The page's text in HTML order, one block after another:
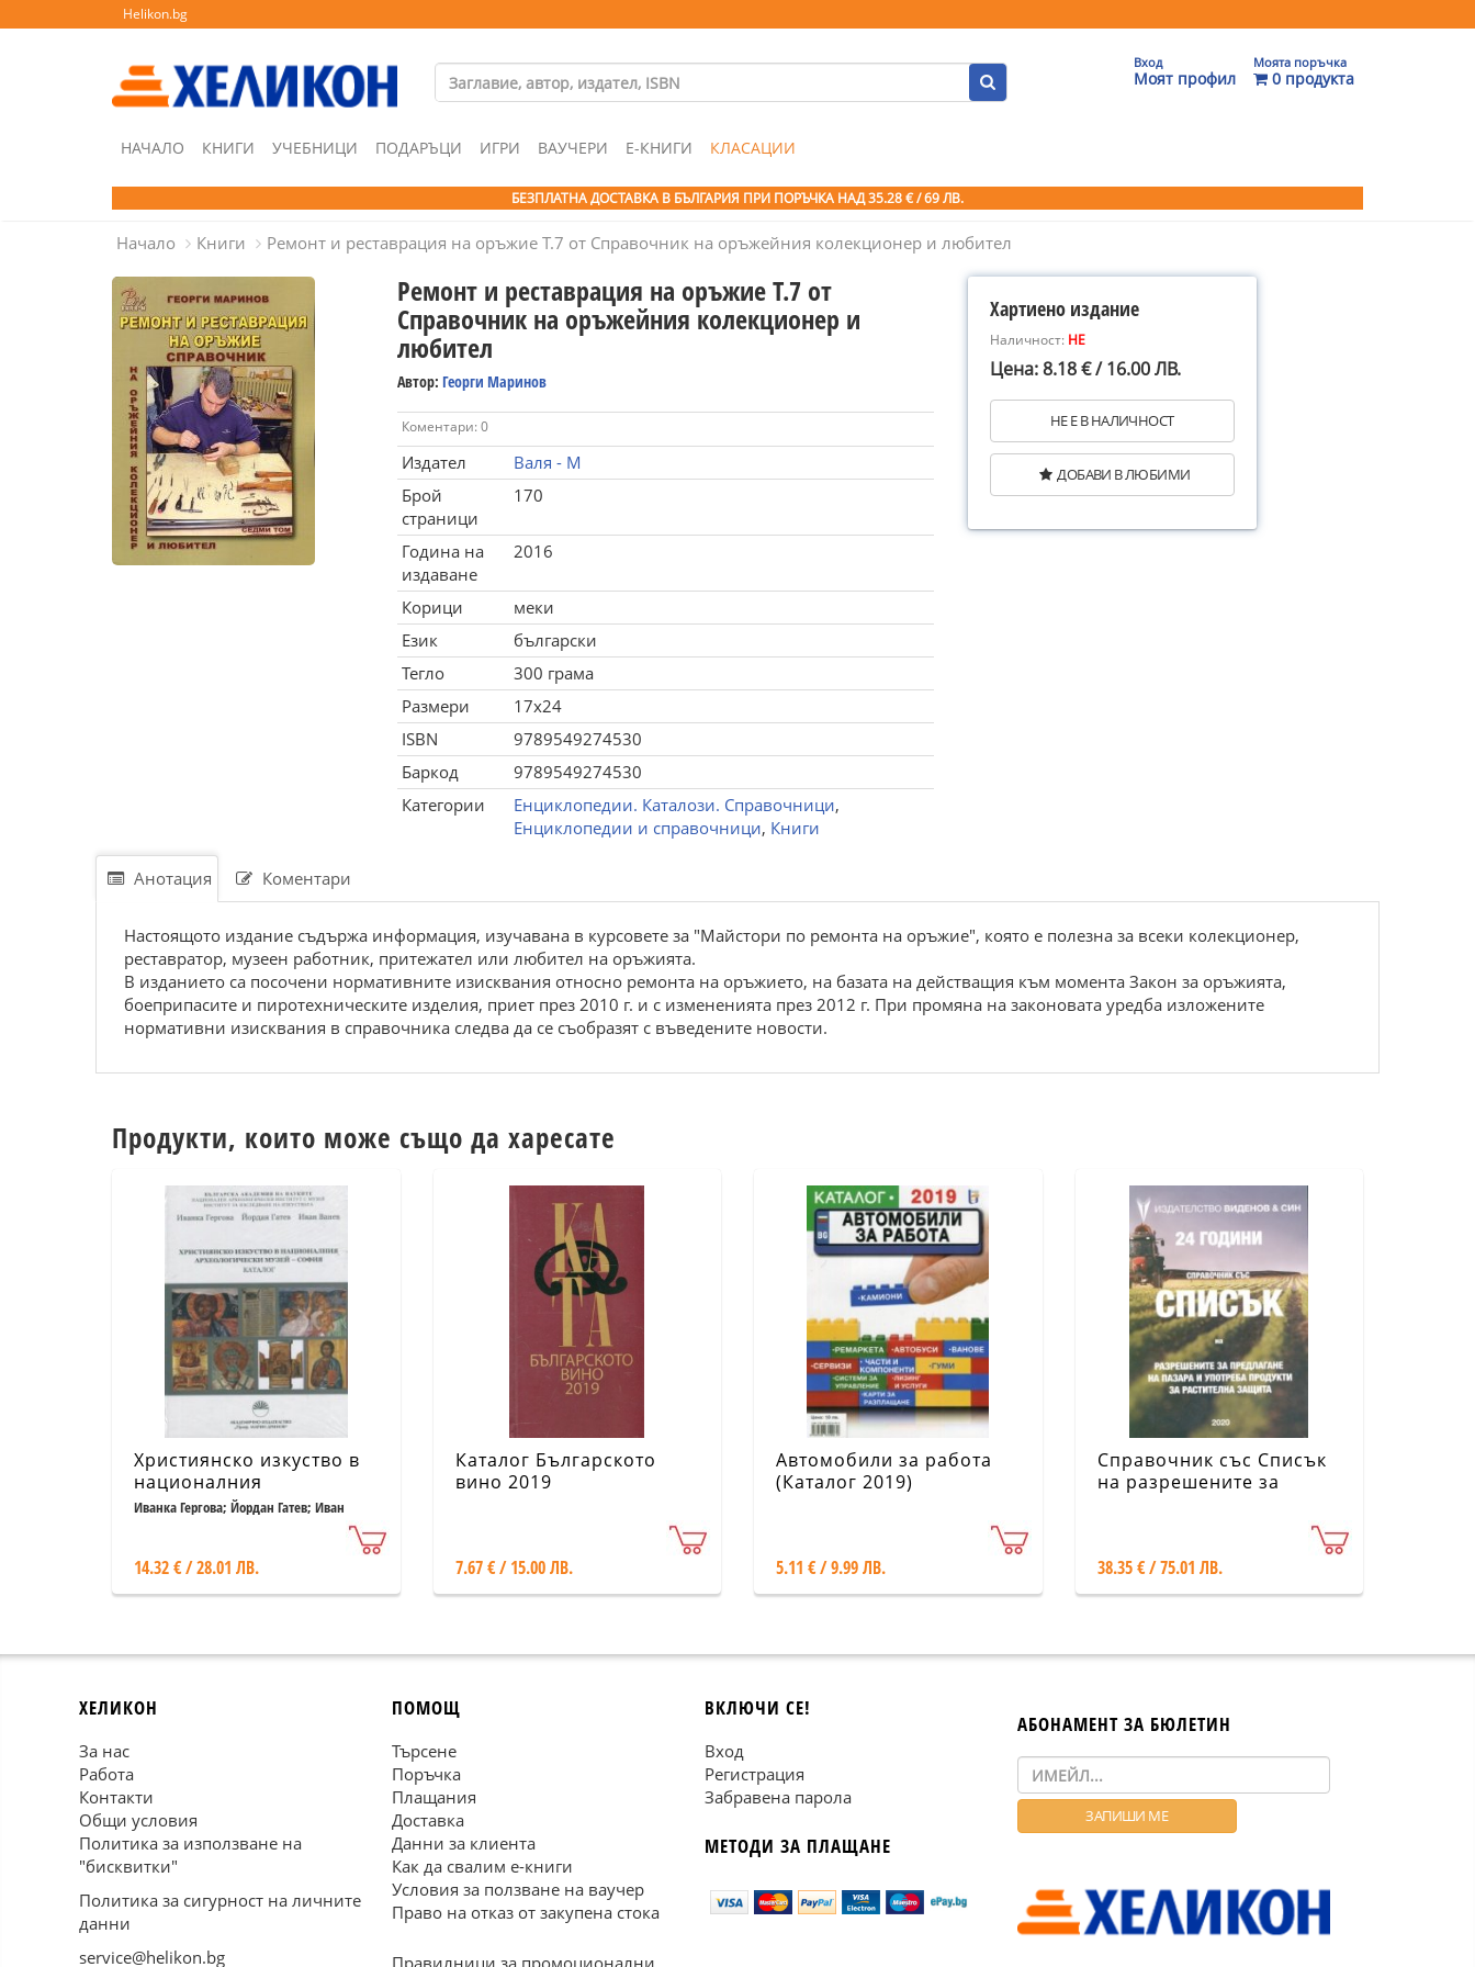
Helikon.bg
Вход
Моят профил
Моята поръчка
0 продукта
НАЧАЛО КНИГИ УЧЕБНИЦИ ПОДАРЪЦИ ИГРИ ВАУЧЕРИ Е-КНИГИ КЛАСАЦИИ
БЕЗПЛАТНА ДОСТАВКА В БЪЛГАРИЯ ПРИ ПОРЪЧКА НАД 35.28 € / 69 ЛВ.
Начало Книги Ремонт и реставрация на оръжие Т.7 от Справочник на оръжейния колекционер и любител
Ремонт и реставрация на оръжие Т.7 от
Справочник на оръжейния колекционер и
любител
Автор: Георги Маринов
Коментари: 0
Издател
Валя - М
Брой
страници
170
Година на
издаване
2016
Корици
меки
Език
български
Тегло
300 грама
Размери
17x24
ISBN
9789549274530
Баркод
9789549274530
Категории
Енциклопедии. Каталози. Справочници,
Енциклопедии и справочници, Книги
Хартиено издание
Наличност: НЕ
Цена: 8.18 € / 16.00 ЛВ.
НЕ Е В НАЛИЧНОСТ
ДОБАВИ В ЛЮБИМИ
Анотация Коментари
Настоящото издание съдържа информация, изучавана в курсовете за "Майстори по ремонта на оръжие", която е полезна за всеки колекционер,
реставратор, музеен работник, притежател или любител на оръжията.
В изданието са посочени нормативните изисквания относно ремонта на оръжието, на базата на действащия към момента Закон за оръжията,
боеприпасите и пиротехническите изделия, приет през 2010 г. и с измененията през 2012 г. При промяна на законовата уредба изложените
нормативни изисквания в справочника следва да се съобразят с въведените новости.
Продукти, които може също да харесате
Християнско изкуство в
националния
археологически музей -
Иванка Гергова; Йордан Гатев; Иван
14.32 € / 28.01 ЛВ.
Каталог Българското
вино 2019
7.67 € / 15.00 ЛВ.
Автомобили за работа
(Каталог 2019)
5.11 € / 9.99 ЛВ.
Справочник със Списък
на разрешените за
(комплект)
38.35 € / 75.01 ЛВ.
ХЕЛИКОН
За нас
Работа
Контакти
Общи условия
Политика за използване на
"бисквитки"
Политика за сигурност на личните
данни
service@helikon.bg
ПОМОЩ
Търсене
Поръчка
Плащания
Доставка
Данни за клиента
Как да свалим е-книги
Условия за ползване на ваучер
Право на отказ от закупена стока
Правилници за промоционални
ВКЛЮЧИ СЕ!
Вход
Регистрация
Забравена парола
МЕТОДИ ЗА ПЛАЩАНЕ
АБОНАМЕНТ ЗА БЮЛЕТИН